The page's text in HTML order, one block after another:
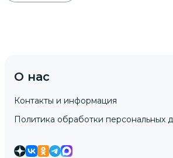
О нас
Контакты и информация
Политика обработки персональных